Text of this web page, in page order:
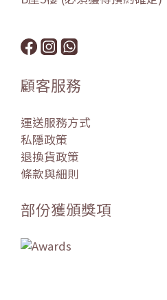
顧客服務
運送服務方式
私隱政策
退換貨政策
條款與細則
部份獲頒獎項